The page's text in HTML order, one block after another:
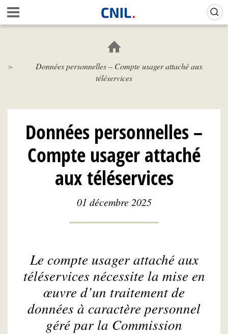
Aller
au
contenu
c
i
N
L
Données personnelles – Compte usager attaché aux
téléservices
Données personnelles –
Compte usager attaché
aux téléservices
01 décembre 2025
Le compte usager attaché aux
téléservices nécessite la mise en
œuvre d’un traitement de
données à caractère personnel
géré par la Commission
Gestion de vos préférences sur les cookies (témoins de connexion)